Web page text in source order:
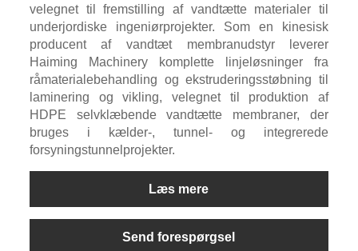
velegnet til fremstilling af vandtætte materialer til
underjordiske ingeniørprojekter. Som en kinesisk
producent af vandtæt membranudstyr leverer
Haiming Machinery komplette linjeløsninger fra
råmaterialebehandling og ekstruderingsstøbning til
laminering og vikling, velegnet til produktion af
HDPE selvklæbende vandtætte membraner, der
bruges i kælder-, tunnel- og integrerede
forsyningstunnelprojekter.
Læs mere
Send forespørgsel